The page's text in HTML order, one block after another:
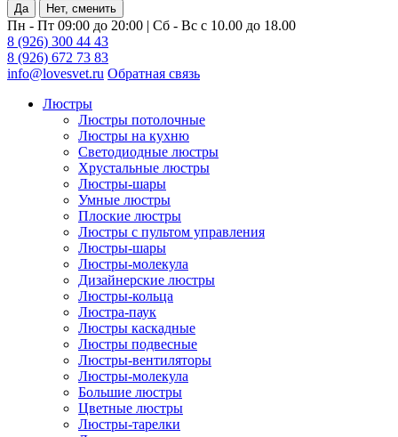
Да Нет, сменить
Пн - Пт 09:00 до 20:00 | Сб - Вс с 10.00 до 18.00
8 (926) 300 44 43
8 (926) 672 73 83
info@lovesvet.ru Обратная связь
Люстры
Люстры потолочные
Люстры на кухню
Светодиодные люстры
Хрустальные люстры
Люстры-шары
Умные люстры
Плоские люстры
Люстры с пультом управления
Люстры-шары
Люстры-молекула
Дизайнерские люстры
Люстры-кольца
Люстра-паук
Люстры каскадные
Люстры подвесные
Люстры-вентиляторы
Люстры-молекула
Большие люстры
Цветные люстры
Люстры-тарелки